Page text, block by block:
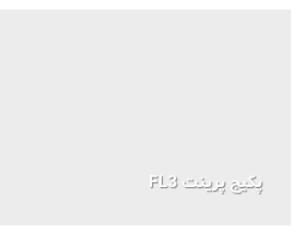
پکیج پرینت FL3